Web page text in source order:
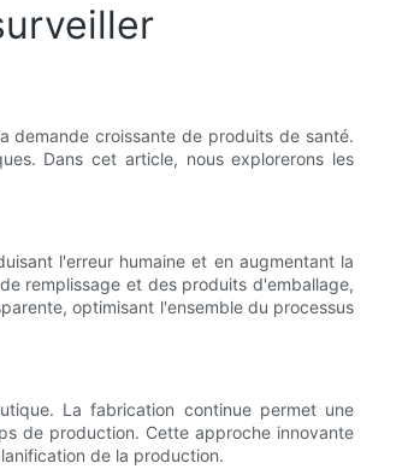
demande croissante de produits de santé.
Dans cet article, nous explorerons les
l'erreur humaine et en augmentant la
remplissage et des produits d'emballage,
optimisant l'ensemble du processus
La fabrication continue permet une
de production. Cette approche innovante
de la production.